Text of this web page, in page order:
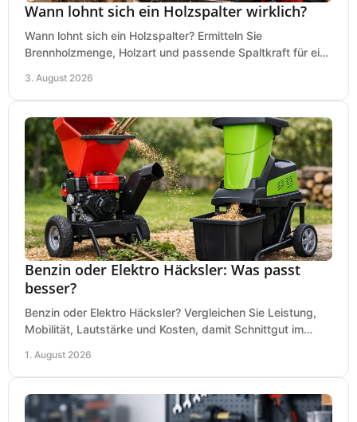
Wann lohnt sich ein Holzspalter wirklich?
Wann lohnt sich ein Holzspalter? Ermitteln Sie
Brennholzmenge, Holzart und passende Spaltkraft für eine
3. August 2026
Benzin oder Elektro Häcksler: Was passt
besser?
Benzin oder Elektro Häcksler? Vergleichen Sie Leistung,
Mobilität, Lautstärke und Kosten, damit Schnittgut im
1. August 2026